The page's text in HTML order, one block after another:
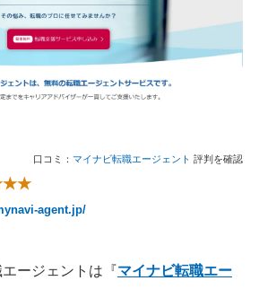
口コミ： マイナビ転職エージェント 評判を確認
agent.jp/
ージェントは『マイナビ転職エー